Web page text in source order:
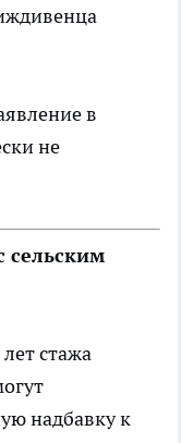
в
не
сельским
стажа
надбавку к